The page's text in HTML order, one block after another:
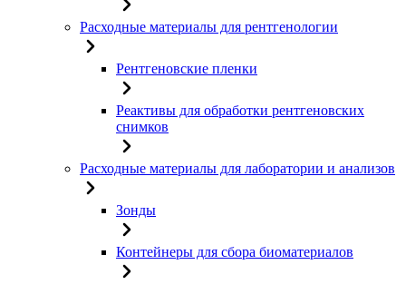
Расходные материалы для рентгенологии
Рентгеновские пленки
Реактивы для обработки рентгеновских
снимков
Расходные материалы для лаборатории и анализов
Зонды
Контейнеры для сбора биоматериалов